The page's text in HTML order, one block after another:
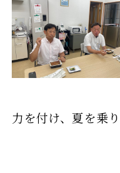
力を付け、夏を乗